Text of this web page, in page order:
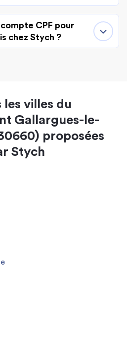
CPF pour
chez Stych ?
les villes du
Gallargues-le-
proposées
Stych